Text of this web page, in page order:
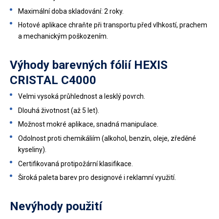
Maximální doba skladování: 2 roky.
Hotové aplikace chraňte při transportu před vlhkostí, prachem
a mechanickým poškozením.
Výhody barevných fólií HEXIS
CRISTAL C4000
Velmi vysoká průhlednost a lesklý povrch.
Dlouhá životnost (až 5 let).
Možnost mokré aplikace, snadná manipulace.
Odolnost proti chemikáliím (alkohol, benzín, oleje, zředěné
kyseliny).
Certifikovaná protipožární klasifikace.
Široká paleta barev pro designové i reklamní využití.
Nevýhody použití